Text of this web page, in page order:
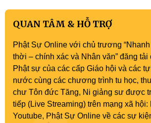
QUAN TÂM & HỖ TRỢ
Phật Sự Online với chủ trương
thời – chính xác và Nhân văn” đăng tải
Phật sự của các cấp Giáo hội và các
nước cùng các chương trình tu học,
chư Tôn đức Tăng, Ni giảng sư được
tiếp (Live Streaming) trên mạng xã hội:
Youtube, Phật Sự Online về các sự